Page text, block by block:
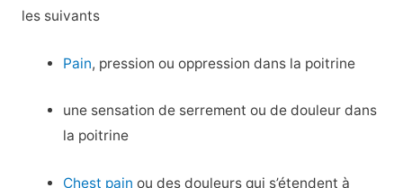
les suivants
Pain, pression ou oppression dans la poitrine
une sensation de serrement ou de douleur dans
la poitrine
Chest pain ou des douleurs qui s’étendent à